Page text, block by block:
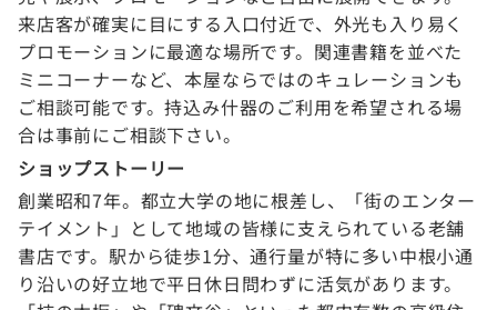
来店客が確実に目にする入口付近で、外光も入り易く
プロモーションに最適な場所です。関連書籍を並べた
ミニコーナーなど、本屋ならではのキュレーションも
ご相談可能です。持込み什器のご利用を希望される場
合は事前にご相談下さい。
ショップストーリー
創業昭和7年。都立大学の地に根差し、「街のエンター
テイメント」として地域の皆様に支えられている老舗
書店です。駅から徒歩1分、通行量が特に多い中根小通
り沿いの好立地で平日休日問わずに活気があります。